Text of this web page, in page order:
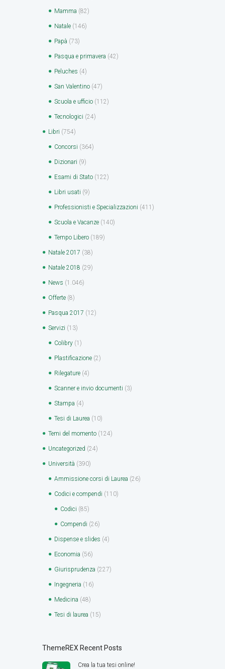
Mamma (82)
Natale (146)
Papà (73)
Pasqua e primavera (42)
Peluches (4)
San Valentino (47)
Scuola e ufficio (112)
Tecnologici (24)
Libri (754)
Concorsi (364)
Dizionari (9)
Esami di Stato (122)
Libri usati (9)
Professionisti e Specializzazioni (411)
Scuola e Vacanze (140)
Tempo Libero (189)
Natale 2017 (38)
Natale 2018 (29)
News (1.046)
Offerte (8)
Pasqua 2017 (12)
Servizi (13)
Colibry (1)
Plastificazione (2)
Rilegature (4)
Scanner e invio documenti (3)
Stampa (4)
Tesi di Laurea (10)
Temi del momento (124)
Uncategorized (24)
Università (390)
Ammissione corsi di Laurea (26)
Codici e compendi (110)
Codici (85)
Compendi (26)
Dispense e slides (4)
Economia (56)
Giurisprudenza (227)
Ingegneria (16)
Medicina (48)
Tesi di laurea (15)
ThemeREX Recent Posts
Crea la tua tesi online!